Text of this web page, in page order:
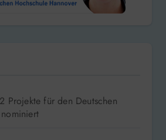
Projekte für den Deutschen